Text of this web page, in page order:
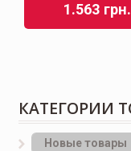
1.563 грн.
КАТЕГОРИИ
Новые товары